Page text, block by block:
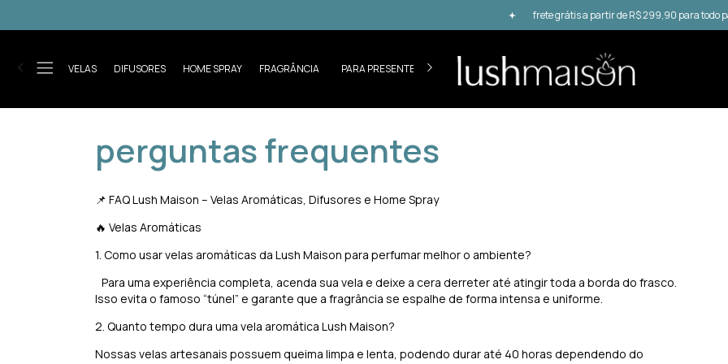
frete grátis a partir de R$ 299,90 para todo país e
VELAS DIFUSORES HOME SPRAY FRAGRÂNCIA PARA PRESENTEAR COLEÇÕES COLLABS CADASTRO PROJETOS
perguntas frequentes
📌 FAQ Lush Maison – Velas Aromáticas, Difusores e Home Spray
🔥 Velas Aromáticas
1. Como usar velas aromáticas da Lush Maison para perfumar melhor o ambiente?
Para uma experiência completa, acenda sua vela e deixe a cera derreter até atingir toda a borda do frasco.
Isso evita o famoso “túnel” e garante que a fragrância se espalhe de forma intensa e uniforme.
2. Quanto tempo dura uma vela aromática Lush Maison?
Nossas velas artesanais possuem queima limpa e lenta, podendo durar até 40 horas dependendo do